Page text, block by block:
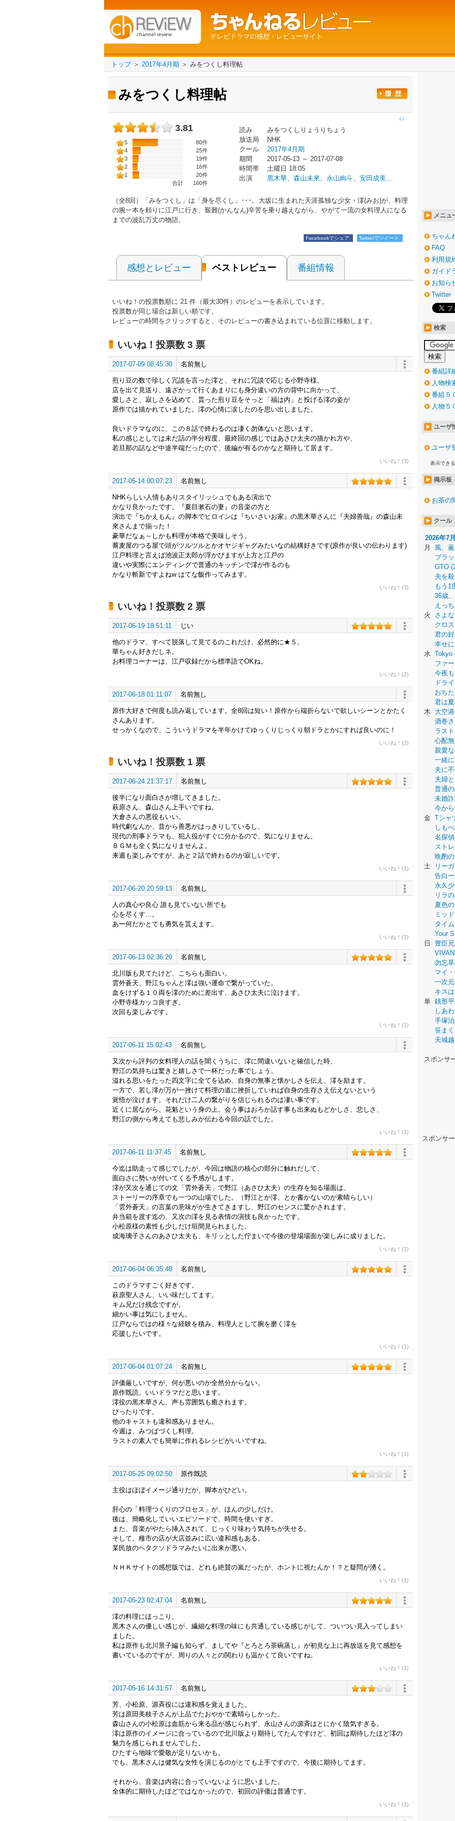
channel review テレビドラマの感想・レビューサイト
トップ＞ 2017年4月期 ＞ みをつくし料理帖
みをつくし料理帖
↓↓
3.81
5
80件
4
25件
3
19件
2
16件
1
20件
合計
160件
読み
みをつくしりょうりちょう
放送局
NHK
クール
2017年4月期
期間
2017-05-13 ～ 2017-07-08
時間帯
土曜日 18:05
出演
黒木華、 森山未來、 永山絢斗、 安田成美...
（全8回）「みをつくし」は「身を尽くし」･･･。大坂に生まれた天涯孤独な少女・澪(みお)が、料理
の腕一本を頼りに江戸に行き、艱難(かんなん)辛苦を乗り越えながら、やがて一流の女料理人になる
までの波乱万丈の物語。
Facebookでシェア Twitterでツイート
感想とレビュー ベストレビュー 番組情報
いいね！の投票数順に 21 件（最大30件）のレビューを表示しています。
投票数が同じ場合は新しい順です。
レビューの時間をクリックすると、そのレビューの書き込まれている位置に移動します。
いいね！投票数 3 票
2017-07-09 08:45:30 名前無し
煎り豆の数で珍しく冗談を言った澪と、それに冗談で応じる小野寺様。
店を出て見送り、遠ざかって行くあまりにも身分違いの方の背中に向かって、
愛しさと、寂しさを込めて、貰った煎り豆をそっと「福は内」と投げる澪の姿が
原作では描かれていました。澪の心情に涙したのを思い出しました。
良いドラマなのに、この８話で終わるのは凄く勿体ないと思います。
私の感じとしては未だ話の半分程度、最終回の感じではあさひ太夫の描かれ方や、
若旦那の話など中途半端だったので、後編が有るのかなと期待して居ます。
いいね！(3)
2017-05-14 00:07:23 名前無し
NHKらしい人情もありスタイリッシュでもある演出で
かなり良かったです。『夏目漱石の妻』の音楽の方と
演出で『ちかえもん』の脚本でヒロインは『ちいさいお家』の黒木華さんに『夫婦善哉』の森山未
來さんまで揃った！
豪華だなぁ～しかも料理が本格で美味しそう。
蕎麦屋のつる屋で頭がツルツルとかオヤジギャグみたいなの結構好きです(原作が良いの伝わります)
江戸料理と言えば池波正太郎が浮かびますが上方と江戸の
違いや実際にエンディングで普通のキッチンで澪が作るのも
かなり斬新ですよねw はてな飯作ってみます。
いいね！(3)
いいね！投票数 2 票
2017-06-19 18:51:11 じい
他のドラマ、すべて脱落して見てるのこれだけ、必然的に★５。
華ちゃん好きだしネ。
お料理コーナーは、江戸収録だから標準語でOKね。
いいね！(2)
2017-06-18 01:11:07 名前無し
原作大好きで何度も読み返しています。全8回は短い！原作から端折らないで欲しいシーンとかたく
さんあります。
せっかくなので、こういうドラマを半年かけてゆっくりじっくり朝ドラとかにすれば良いのに！
いいね！(2)
いいね！投票数 1 票
2017-06-24 21:37:17 名前無し
後半になり面白さが増してきました。
萩原さん、森山さん上手いですね。
大倉さんの悪役もいい。
時代劇なんか、昔から善悪がはっきりしているし、
現代の刑事ドラマも、犯人役がすぐに分かるので、気になりません。
ＢＧＭも全く気になりませんよ。
来週も楽しみですが、あと２話で終わるのが寂しいです。
いいね！(1)
2017-06-20 20:59:13 名前無し
人の真心や良心 誰も見ていない所でも
心を尽くす…。
あー何だかとても勇気を貰えます。
いいね！(1)
2017-06-13 02:36:20 名前無し
北川版も見てたけど、こちらも面白い。
雲外蒼天、野江ちゃんと澪は強い運命で繋がっていた。
血をけずる１０両を澪のために差出す、あさひ太夫に泣けます。
小野寺様カッコ良すぎ。
次回も楽しみです。
いいね！(1)
2017-06-11 15:02:43 名前無し
又次から評判の女料理人の話を聞くうちに、澪に間違いないと確信した時、
野江の気持ちは驚きと嬉しさで一杯だった事でしょう。
溢れる思いをたった四文字に全てを込め、自身の無事と懐かしさを伝え、澪を励ます。
一方で、若し澪が万が一挫けて料理の道に挫折していれば自身の生存さえ伝えないという
覚悟が泣けます。それだけ二人の繋がりを信じられるのは凄い事です。
近くに居ながら、花魁という身の上。会う事はおろか話す事も出来ぬもどかしさ、悲しさ、
野江の側から考えても悲しみが伝わる今回の話でした。
いいね！(1)
2017-06-11 11:37:45 名前無し
今迄は助走って感じでしたが、今回は物語の核心の部分に触れだして、
面白さに勢いが付いてくる予感がします。
澪が又次を通じての文「雲外蒼天」で野江（あさひ太夫）の生存を知る場面は、
ストーリーの序章でも一つの山場でした。（野江とか澪、とか書かないのが素晴らしい）
「雲外蒼天」の言葉の意味がが生きてきますし、野江のセンスに驚かされます。
弁当箱を渡す迄の、又次の澪を見る表情の演技も良かったです。
小松原様の素性も少しだけ垣間見られました。
成海璃子さんのあさひ太夫も、キリッとした佇まいで今後の登場場面が楽しみに成りました。
いいね！(1)
2017-06-04 06:35:48 名前無し
このドラマすごく好きです。
萩原聖人さん、いい味だしてます。
キム兄だけ残念ですが。
細かい事は気にしません。
江戸ならではの様々な経験を積み、料理人として腕を磨く澪を
応援したいです。
いいね！(1)
2017-06-04 01:07:24 名前無し
評価厳しいですが、何が悪いのか全然分からない。
原作既読、いいドラマだと思います。
澪役の黒木華さん、声も雰囲気も癒されます。
ぴったりです。
他のキャストも違和感ありません。
今週は、みつばづくし料理。
ラストの素人でも簡単に作れるレシピがいいですね。
いいね！(1)
2017-05-25 09:02:50 原作既読
主役はほぼイメージ通りだが、脚本がひどい。
肝心の「料理つくりのプロセス」が、ほんの少しだけ。
後は、簡略化していいエピソードで、時間を使いすぎ。
また、音楽がやたら挿入されて、じっくり味わう気持ちが失せる。
そして、種市の店が大店並みに広い違和感もある。
某民放のヘタクソドラマみたいに出来が悪い。
ＮＨＫサイトの感想版では、どれも絶賛の嵐だったが、ホントに視たんか！？と疑問が湧く。
いいね！(1)
2017-05-23 02:47:04 名前無し
澪の料理にほっこり。
黒木さんの優しい感じが、繊細な料理の味にも共通している感じがして、ついつい見入ってしまい
ました。
私は原作も北川景子編も知らず、ましてや『とろとろ茶碗蒸し』が初見な上に再放送を見て感想を
書いているのですが、周りの人々との関わりも温かくて良いですね。
いいね！(1)
2017-05-16 14:31:57 名前無し
芳、小松原、源斉役には違和感を覚えました。
芳は原田美枝子さんが上品でたおやかで素晴らしかった。
森山さんの小松原は血筋から来る品が感じられず、永山さんの源斉はとにかく陰気すぎる。
澪は原作のイメージに合っているので北川版より期待してたんですけど、初回は期待したほど澪の
魅力を感じられませんでした。
ひたすら地味で愛敬が足りないかも。
でも、黒木さんは健気な女性を演じるのがとても上手ですので、今後に期待してます。
それから、音楽は内容に合っていないように思いました。
全体的に期待したほどではなかったので、初回の評価は普通です。
いいね！(1)
メニュ
ちゃん
FAQ
利用規
ガイド
お知ら
Twitter
検索
番組詳
人物検
番組５
人物５
ユーザ
ユーザ
表示でき
掲示板
お茶の
クール
2026年7
月
風、
ブラ
GTO
夫を
もう1
35歳
えっ
火
さよ
クロ
君の
幸せ
水 Tokyo
ファ
今夜
ドラ
おち
君は
木
大空
酒巻
ラス
心配
親愛
一緒
夫に
夫婦
普通
未婚
今か
金 Tシャ
しも
名探
スト
晩酌
土
リー
告白
永久
リラ
夏色
ミッ
タイ
Your
日
豊臣
勿忘
マイ
一次
キス
単 銭形
しあ
手塚
笹ま
天城
スポンサ
スポンサ